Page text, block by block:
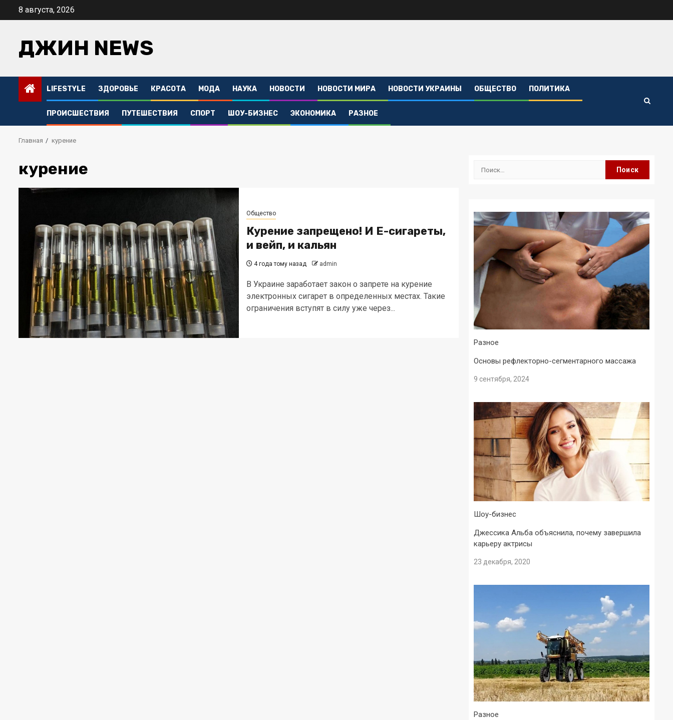
Перейти8 августа, 2026
ДЖИН NEWS
LIFESTYLE ЗДОРОВЬЕ КРАСОТА МОДА НАУКА НОВОСТИ НОВОСТИ МИРА НОВОСТИ УКРАИНЫ ОБЩЕСТВО ПОЛИТИКА
ПРОИСШЕСТВИЯ ПУТЕШЕСТВИЯ СПОРТ ШОУ-БИЗНЕС ЭКОНОМИКА РАЗНОЕ
Главная курение
курение
Общество
Курение запрещено! И Е-сигареты,
и вейп, и кальян
4 года тому назад admin
В Украине заработает закон о запрете на курение
электронных сигарет в определенных местах. Такие
ограничения вступят в силу уже через...
Найти:
Разное
Основы рефлекторно-сегментарного массажа
9 сентября, 2024
Шоу-бизнес
Джессика Альба объяснила, почему завершила
карьеру актрисы
23 декабря, 2020
Разное